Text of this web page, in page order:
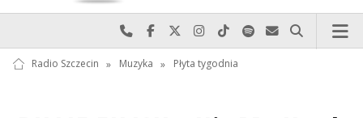
Najlepiej po prostu do nas zadzwoń
Odwiedź nas na Facebook-u
Odwiedź nas na X
Odwiedź nas na Instagram-ie
Odwiedź nas na TikTok-u
Szukaj nas na Spotify
Wyślij do nas
Szukaj
Radio Szczecin » Muzyka » Płyta tygodnia